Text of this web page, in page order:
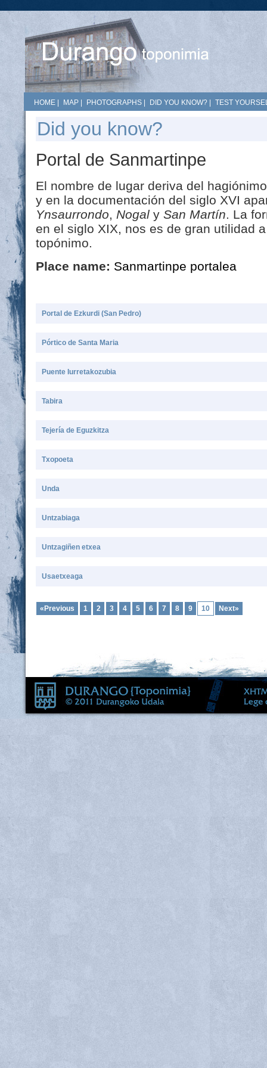
HOME MAP PHOTOGRAPHS DID YOU KNOW? TEST
Did you know?
Portal de Sanmartinpe
El nombre de lugar deriva del
y en la documentación del siglo XVI
Ynsaurrondo, Nogal y San Martín. La
en el siglo XIX, nos es de gran utilidad
topónimo.
Place name: Sanmartinpe portalea
Portal de Ezkurdi (San Pedro)
Pórtico de Santa Maria
Puente Iurretakozubia
Tabira
Tejería de Eguzkitza
Txopoeta
Unda
Untzabiaga
Untzagiñen etxea
Usaetxeaga
«Previous 1 2 3 4 5 6 7 8 9 10 Next»